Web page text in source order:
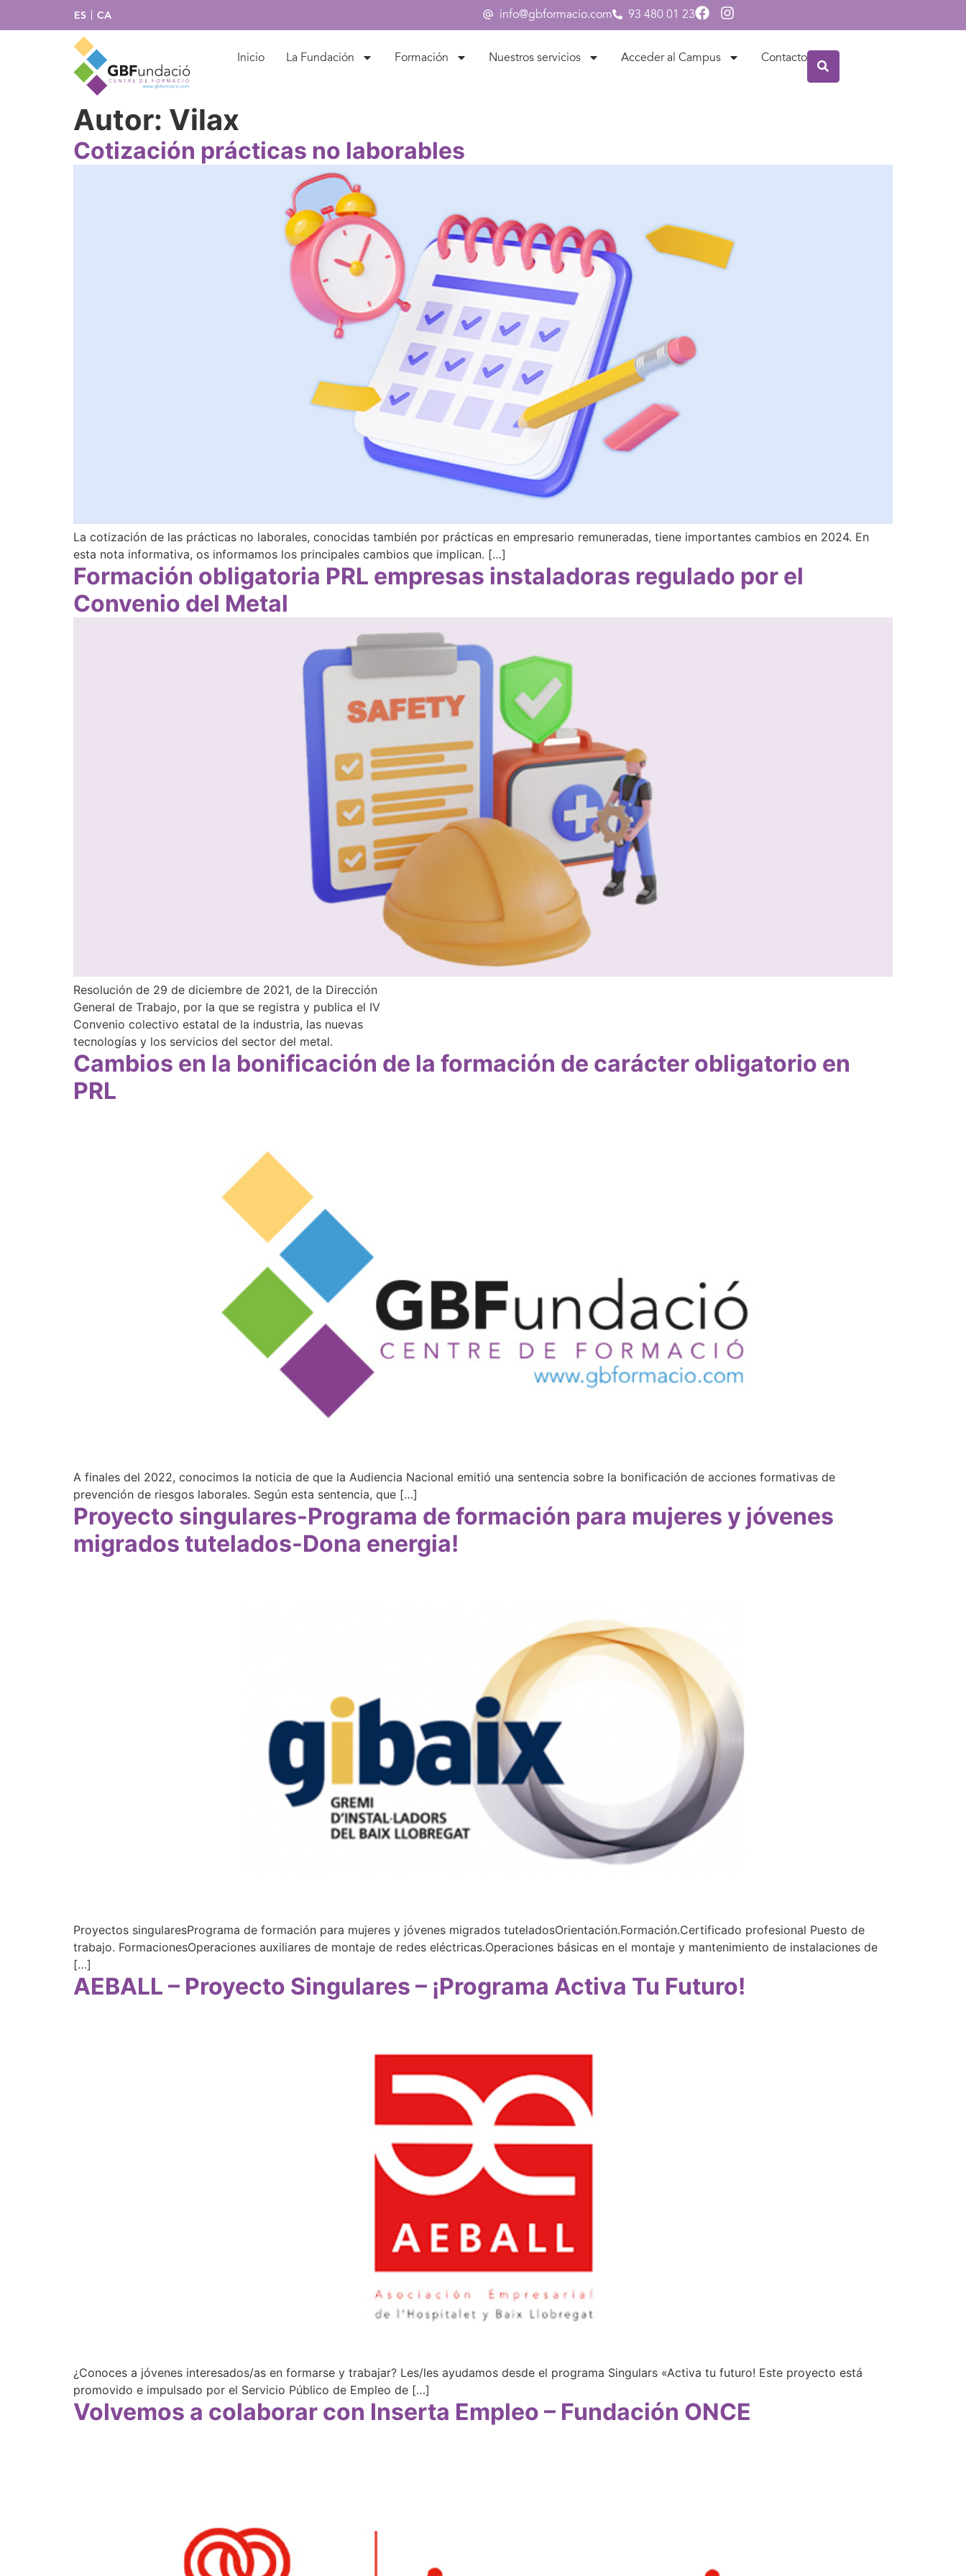
ES CA info@gbformacio.com 93 480 01 23
Inicio La Fundación Formación Nuestros servicios Acceder al Campus Contacto
Autor: Vilax
Cotización prácticas no laborables
La cotización de las prácticas no laborales, conocidas también por prácticas en empresario remuneradas, tiene importantes cambios en 2024. En
esta nota informativa, os informamos los principales cambios que implican. […]
Formación obligatoria PRL empresas instaladoras regulado por el
Convenio del Metal
Resolución de 29 de diciembre de 2021, de la Dirección
General de Trabajo, por la que se registra y publica el IV
Convenio colectivo estatal de la industria, las nuevas
tecnologías y los servicios del sector del metal.
Cambios en la bonificación de la formación de carácter obligatorio en
PRL
A finales del 2022, conocimos la noticia de que la Audiencia Nacional emitió una sentencia sobre la bonificación de acciones formativas de
prevención de riesgos laborales. Según esta sentencia, que […]
Proyecto singulares-Programa de formación para mujeres y jóvenes
migrados tutelados-Dona energia!
Proyectos singularesPrograma de formación para mujeres y jóvenes migrados tuteladosOrientación.Formación.Certificado profesional Puesto de
trabajo. FormacionesOperaciones auxiliares de montaje de redes eléctricas.Operaciones básicas en el montaje y mantenimiento de instalaciones de
[…]
AEBALL – Proyecto Singulares – ¡Programa Activa Tu Futuro!
¿Conoces a jóvenes interesados/as en formarse y trabajar? Les/les ayudamos desde el programa Singulars «Activa tu futuro! Este proyecto está
promovido e impulsado por el Servicio Público de Empleo de […]
Volvemos a colaborar con Inserta Empleo – Fundación ONCE